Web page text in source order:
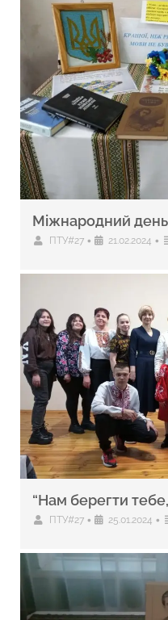
Міжнародний день
ПТУ#27 • 21.02.2024 •
“Нам берегти
ПТУ#27 • 25.01.2024 •